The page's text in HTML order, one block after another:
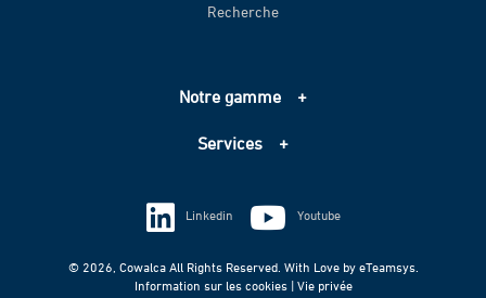
Accueil
Échelle de performance CO2
Recherche
Notre gamme
Assainissement
Techniques spéciales
Services
Information sur les cookies
Vie privée
© 2026, Cowalca All Rights Reserved. With Love by eTeamsys.
Information sur les cookies | Vie privée
Linkedin Youtube